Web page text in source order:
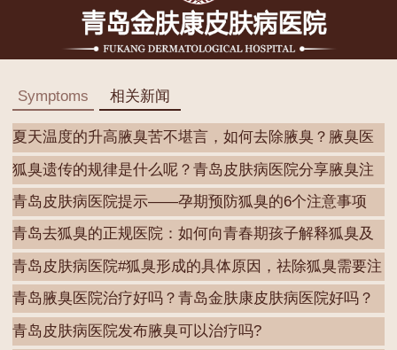
Symptoms 相关新闻
夏天温度的升高腋臭苦不堪言，如何去除腋臭？腋臭医
院
狐臭遗传的规律是什么呢？青岛皮肤病医院分享腋臭注
意
青岛皮肤病医院提示——孕期预防狐臭的6个注意事项
青岛去狐臭的正规医院：如何向青春期孩子解释狐臭及
其
青岛皮肤病医院#狐臭形成的具体原因，祛除狐臭需要注
青岛腋臭医院治疗好吗？青岛金肤康皮肤病医院好吗？
青岛皮肤病医院发布腋臭可以治疗吗?